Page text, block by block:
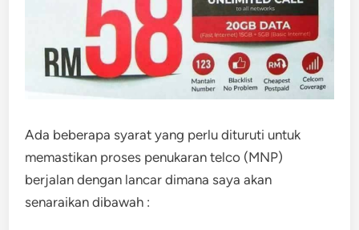
Ada beberapa syarat yang perlu dituruti untuk
memastikan proses penukaran telco (MNP)
berjalan dengan lancar dimana saya akan
senaraikan dibawah :